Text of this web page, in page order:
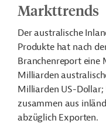
Markttrends
Der australische
Produkte hat nach
Branchenreport eine
Milliarden
Milliarden US-Dollar;
zusammen aus
abzüglich Exporten.